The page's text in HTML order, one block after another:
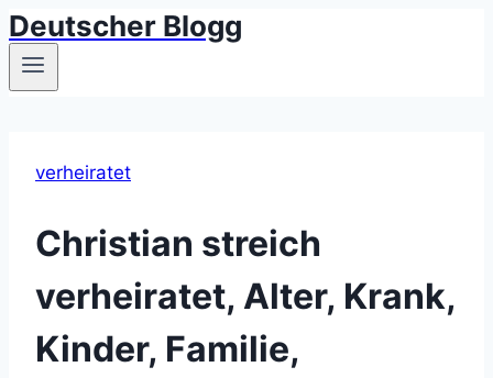
Skip
to
Deutscher Blogg
verheiratet
Christian streich
verheiratet, Alter, Krank,
Kinder, Familie,